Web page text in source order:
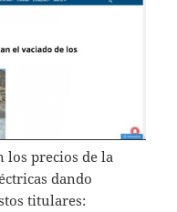
los precios de la
dando
titulares: